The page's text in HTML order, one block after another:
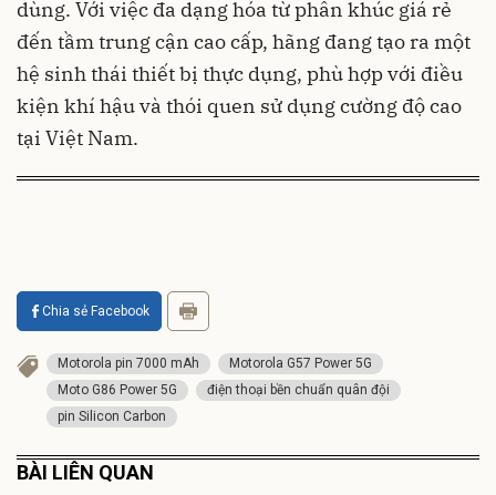
dùng. Với việc đa dạng hóa từ phân khúc giá rẻ
đến tầm trung cận cao cấp, hãng đang tạo ra một
hệ sinh thái thiết bị thực dụng, phù hợp với điều
kiện khí hậu và thói quen sử dụng cường độ cao
tại Việt Nam.
Chia sẻ Facebook
Motorola pin 7000 mAh
Motorola G57 Power 5G
Moto G86 Power 5G
điện thoại bền chuẩn quân đội
pin Silicon Carbon
BÀI LIÊN QUAN